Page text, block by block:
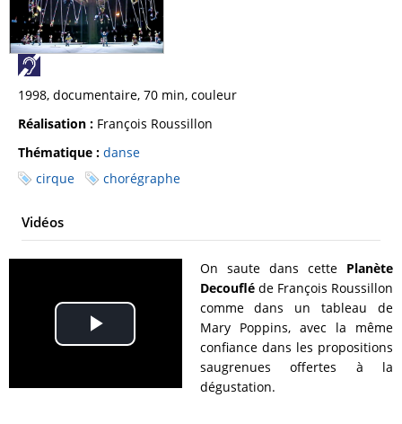
1998, documentaire, 70 min, couleur
Réalisation : François Roussillon
Thématique : danse
cirque
chorégraphe
Vidéos
Play
Video
On saute dans cette Planète
Decoufléde François Roussillon
comme dans un tableau de
Mary Poppins, avec la même
confiance dans les propositions
saugrenues offertes à la
dégustation.